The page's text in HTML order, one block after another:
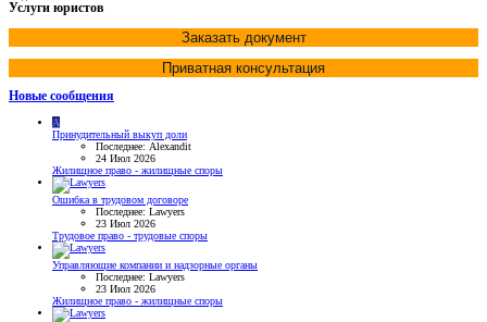
Услуги юристов
Заказать документ
Приватная консультация
Новые сообщения
A
Принудительный выкуп доли
Последнее: Alexandit
24 Июл 2026
Жилищное право - жилищные споры
Ошибка в трудовом договоре
Последнее: Lawyers
23 Июл 2026
Трудовое право - трудовые споры
Управляющие компании и надзорные органы
Последнее: Lawyers
23 Июл 2026
Жилищное право - жилищные споры